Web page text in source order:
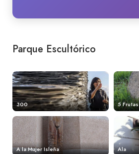
Parque Escultórico
300 5 Frutas
A la Mujer Isleña Ala